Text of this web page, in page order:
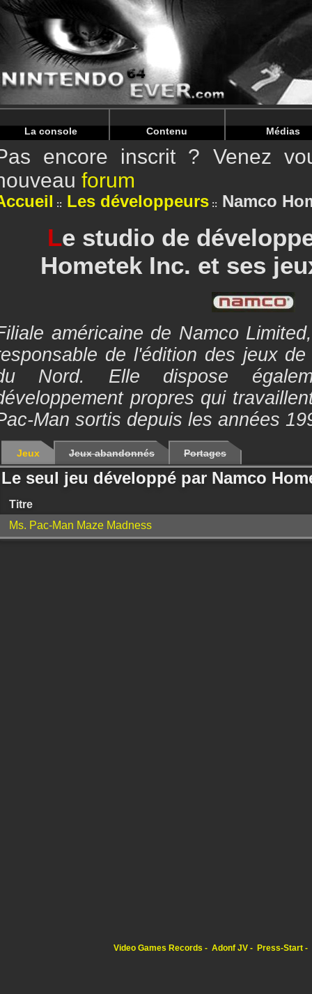
Warning: Undefined array key "HTTP_REFERER" in /
Warning: Undefined array key "HTTP_REFERER" in /
La console Contenu Médias
encore inscrit ? Venez
forum
Les développeurs Namco
Le studio de
Hometek Inc. et ses
américaine de Namco
de l'édition des jeux
Nord. Elle dispose
propres qui
Man sortis depuis les années
Jeux Jeux abandonnés Portages
Le seul jeu développé par Namco
Titre
Ms. Pac-Man Maze Madness
Video Games Records Adonf JV Press-Start